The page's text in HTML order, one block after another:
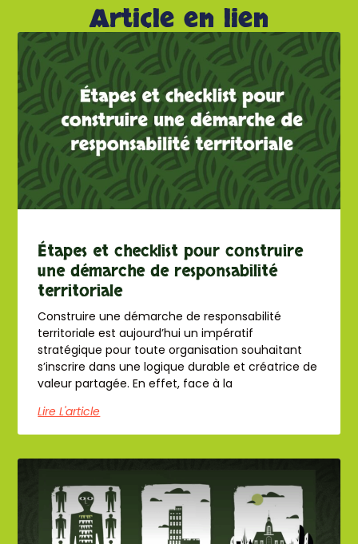
Article en lien
Étapes et checklist pour construire
une démarche de responsabilité
territoriale
Construire une démarche de responsabilité
territoriale est aujourd’hui un impératif
stratégique pour toute organisation souhaitant
s’inscrire dans une logique durable et créatrice de
valeur partagée. En effet, face à la
Lire L'article